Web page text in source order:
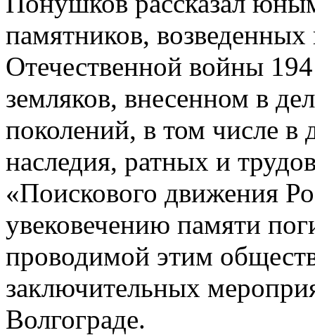
памятников,
Отечественной войны
земляков, внесенном в
поколений, в том числе в
наследия, ратных и
«Поискового движения
увековечению памяти
проводимой этим
заключительных
Волгограде.